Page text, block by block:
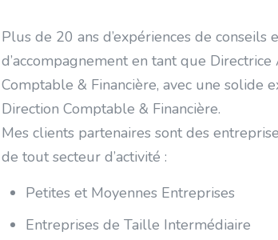
Plus de 20 ans d’expériences de conseils
d’accompagnement en tant que
Comptable & Financière, avec une solide
Direction Comptable & Financière.
Mes clients partenaires sont des
de tout secteur d’activité :
Petites et Moyennes Entreprises
Entreprises de Taille Intermédiaire